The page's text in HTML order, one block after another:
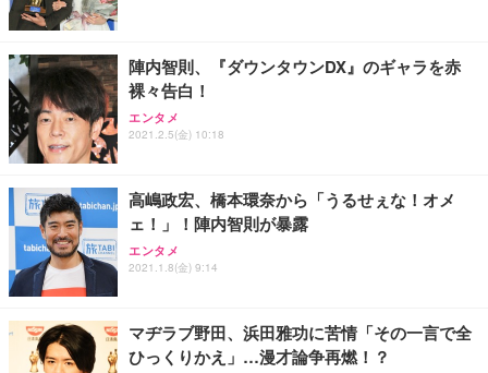
陣内智則、『ダウンタウンDX』のギャラを赤
裸々告白！
エンタメ
2021.2.5(金) 10:18
高嶋政宏、橋本環奈から「うるせぇな！オメ
ェ！」！陣内智則が暴露
エンタメ
2021.1.8(金) 9:14
マヂラブ野田、浜田雅功に苦情「その一言で全
ひっくりかえ」…漫才論争再燃！？